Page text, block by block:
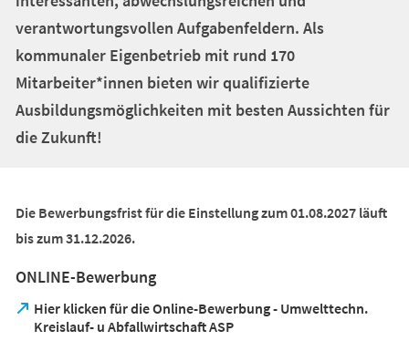
verantwortungsvollen Aufgabenfeldern. Als
kommunaler Eigenbetrieb mit rund 170
Mitarbeiter*innen bieten wir qualifizierte
Ausbildungsmöglichkeiten mit besten Aussichten für
die Zukunft!
Die Bewerbungsfrist für die Einstellung zum 01.08.2027 läuft
bis zum 31.12.2026.
ONLINE-Bewerbung
Hier klicken für die Online-Bewerbung - Umwelttechn.
Kreislauf- u Abfallwirtschaft ASP
(Öffnet